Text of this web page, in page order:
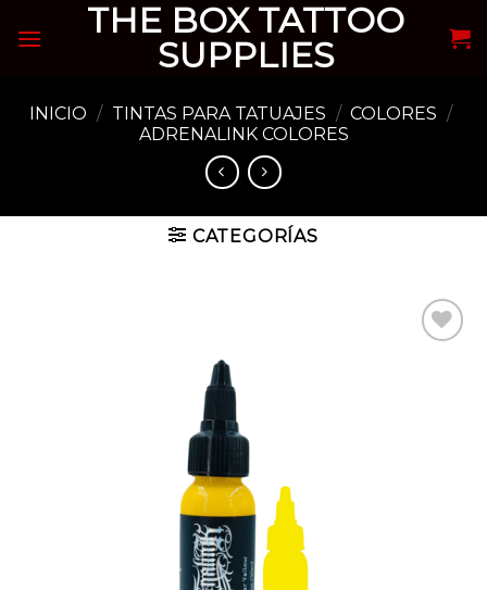
THE BOX TATTOO
SUPPLIES
INICIO / TINTAS PARA TATUAJES / COLORES /
ADRENALINK COLORES
CATEGORÍAS